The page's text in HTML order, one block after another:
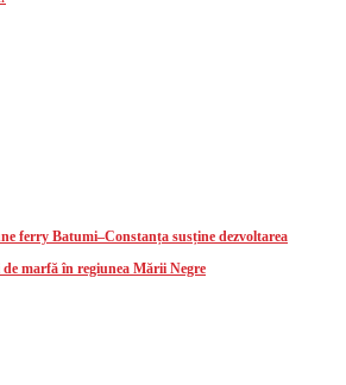
ferry Batumi–Constanța susține dezvoltarea
marfă în regiunea Mării Negre